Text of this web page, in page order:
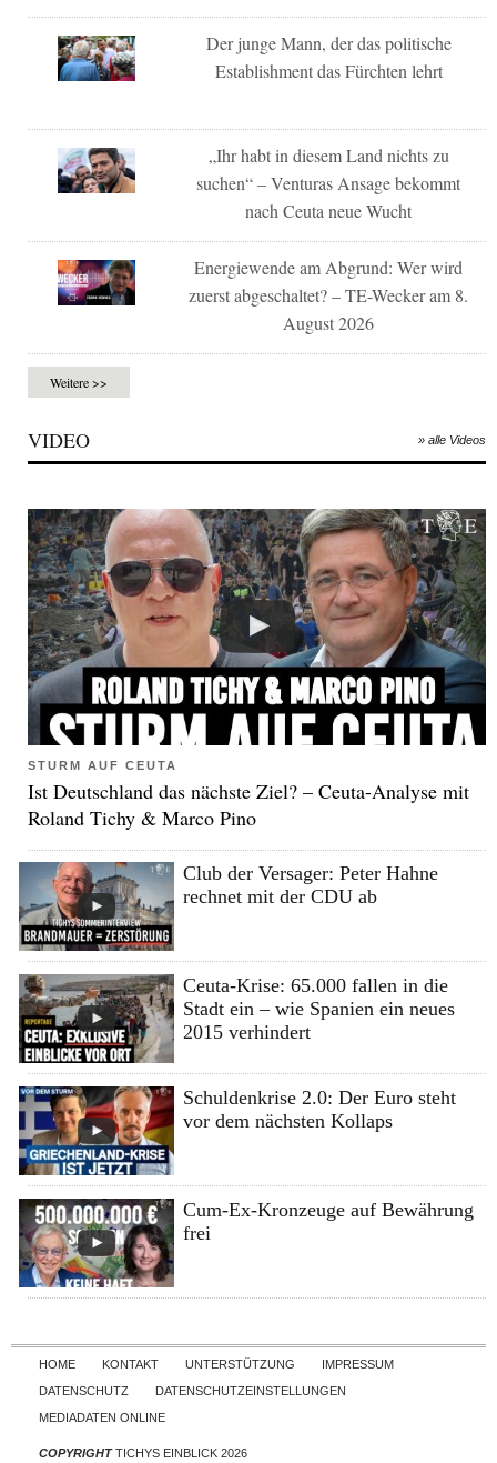
Der junge Mann, der das politische
Establishment das Fürchten lehrt
„Ihr habt in diesem Land nichts zu
suchen“ – Venturas Ansage bekommt
nach Ceuta neue Wucht
Energiewende am Abgrund: Wer wird
zuerst abgeschaltet? – TE-Wecker am 8.
August 2026
Weitere >>
VIDEO » alle Videos
STURM AUF CEUTA
Ist Deutschland das nächste Ziel? – Ceuta-Analyse mit
Roland Tichy & Marco Pino
Club der Versager: Peter Hahne
rechnet mit der CDU ab
Ceuta-Krise: 65.000 fallen in die
Stadt ein – wie Spanien ein neues
2015 verhindert
Schuldenkrise 2.0: Der Euro steht
vor dem nächsten Kollaps
Cum-Ex-Kronzeuge auf Bewährung
frei
Skip to content
HOME KONTAKT UNTERSTÜTZUNG
IMPRESSUM
DATENSCHUTZ
DATENSCHUTZEINSTELLUNGEN
MEDIADATEN ONLINE
COPYRIGHTTICHYS EINBLICK 2026